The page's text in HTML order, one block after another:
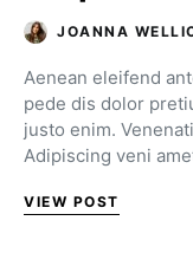
JOANNA
Aenean eleifend
pede dis dolor
justo enim.
Adipiscing veni
VIEW POST